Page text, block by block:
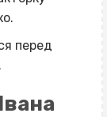
перед